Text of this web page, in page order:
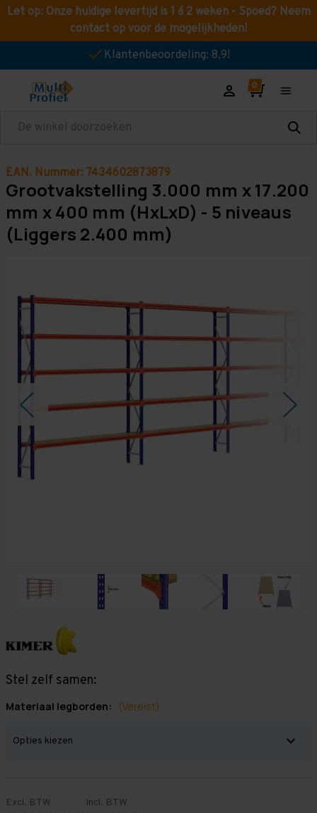
Let op: Onze huidige levertijd is 1 á 2 weken - Spoed? Neem
contact op voor de mogelijkheden!
Klantenbeoordeling: 8,9!
Zoeken
EAN. Nummer: 7434602873879
Grootvakstelling 3.000 mm x 17.200
mm x 400 mm (HxLxD) - 5 niveaus
(Liggers 2.400 mm)
Stel zelf samen:
Materiaal legborden: (Vereist)
Excl. BTW Incl. BTW